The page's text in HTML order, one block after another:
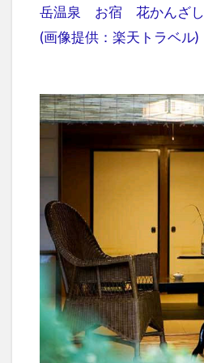
岳温泉 お宿 花かんざし
(画像提供：楽天トラベル)